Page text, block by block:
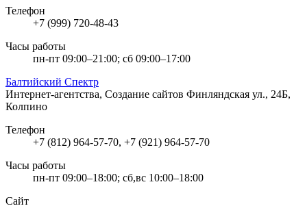
Телефон
+7 (999) 720-48-43
Часы работы
пн-пт 09:00–21:00; сб 09:00–17:00
Балтийский Спектр
Интернет-агентства, Создание сайтов Финляндская ул., 24Б,
Колпино
Телефон
+7 (812) 964-57-70, +7 (921) 964-57-70
Часы работы
пн-пт 09:00–18:00; сб,вс 10:00–18:00
Сайт